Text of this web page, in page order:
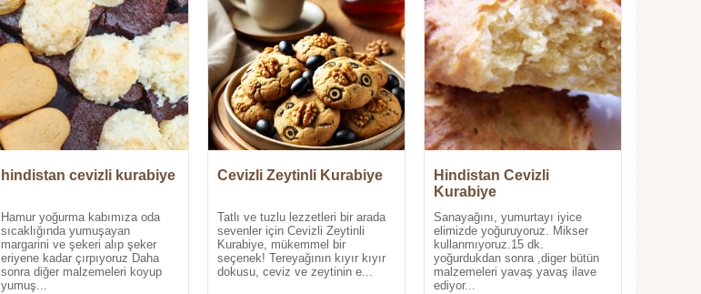
hindistan cevizli kurabiye
Hamur yoğurma kabımıza oda
sıcaklığında yumuşayan
margarini ve şekeri alıp şeker
eriyene kadar çırpıyoruz Daha
sonra diğer malzemeleri koyup
yumuş...
Cevizli Zeytinli Kurabiye
Tatlı ve tuzlu lezzetleri bir arada
sevenler için Cevizli Zeytinli
Kurabiye, mükemmel bir
seçenek! Tereyağının kıyır kıyır
dokusu, ceviz ve zeytinin e...
Hindistan Cevizli
Kurabiye
Sanayağını, yumurtayı iyice
elimizde yoğuruyoruz. Mikser
kullanmıyoruz.15 dk.
yoğurdukdan sonra ,diger bütün
malzemeleri yavaş yavaş ilave
ediyor...